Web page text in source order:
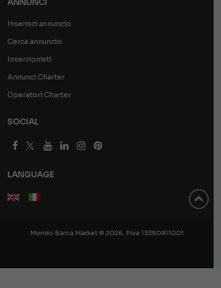
ANNUNCI
Inserisci annuncio
Cerca annuncio
Inserzionisti
Annunci Charter
Operatori Charter
SOCIAL
LANGUAGE
Mondo Barca Market © 2026. P.iva 13380911001